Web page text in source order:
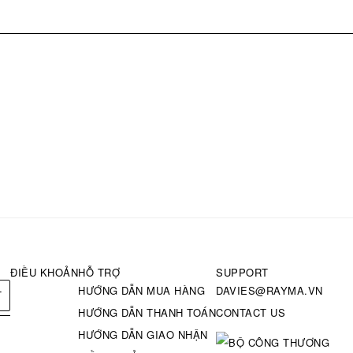
ĐIỀU KHOẢNHỖ TRỢ
HƯỚNG DẪN MUA HÀNG
HƯỚNG DẪN THANH TOÁN
HƯỚNG DẪN GIAO NHẬN
SUPPORT
DAVIES@RAYMA.VN
CONTACT US